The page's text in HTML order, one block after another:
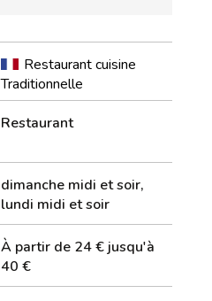
Restaurant cuisine
Traditionnelle
Restaurant
dimanche midi et soir,
lundi midi et soir
À partir de 24 € jusqu'à
40 €